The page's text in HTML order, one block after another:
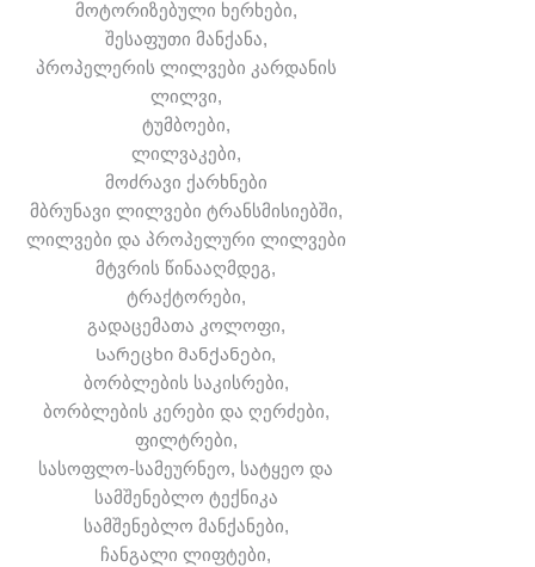
მოტორიზებული ხერხები,
შესაფუთი მანქანა,
პროპელერის ლილვები კარდანის
ლილვი,
ტუმბოები,
ლილვაკები,
მოძრავი ქარხნები
მბრუნავი ლილვები ტრანსმისიებში,
ლილვები და პროპელური ლილვები
მტვრის წინააღმდეგ,
ტრაქტორები,
გადაცემათა კოლოფი,
Სარეცხი მანქანები,
ბორბლების საკისრები,
ბორბლების კერები და ღერძები,
ფილტრები,
სასოფლო-სამეურნეო, სატყეო და
სამშენებლო ტექნიკა
სამშენებლო მანქანები,
ჩანგალი ლიფტები,